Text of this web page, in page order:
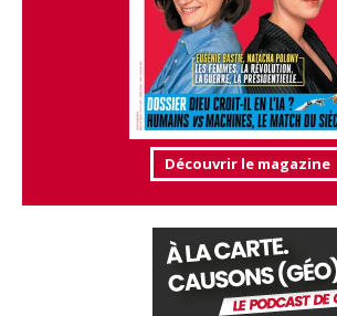
Découvrir le magazine